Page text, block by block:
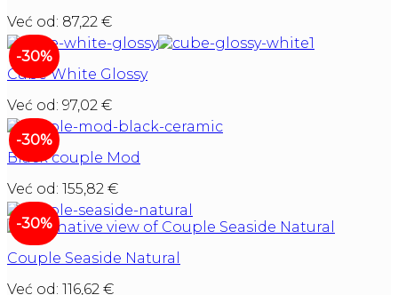
Već od: 87,22 €
-30%
Cube White Glossy
Već od: 97,02 €
-30%
Black couple Mod
Već od: 155,82 €
-30%
Couple Seaside Natural
Već od: 116,62 €